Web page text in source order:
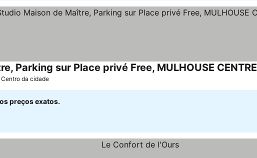
Parking sur Place privé Free, MULHOUSE CENTRE
Centro da cidade
preços exatos.